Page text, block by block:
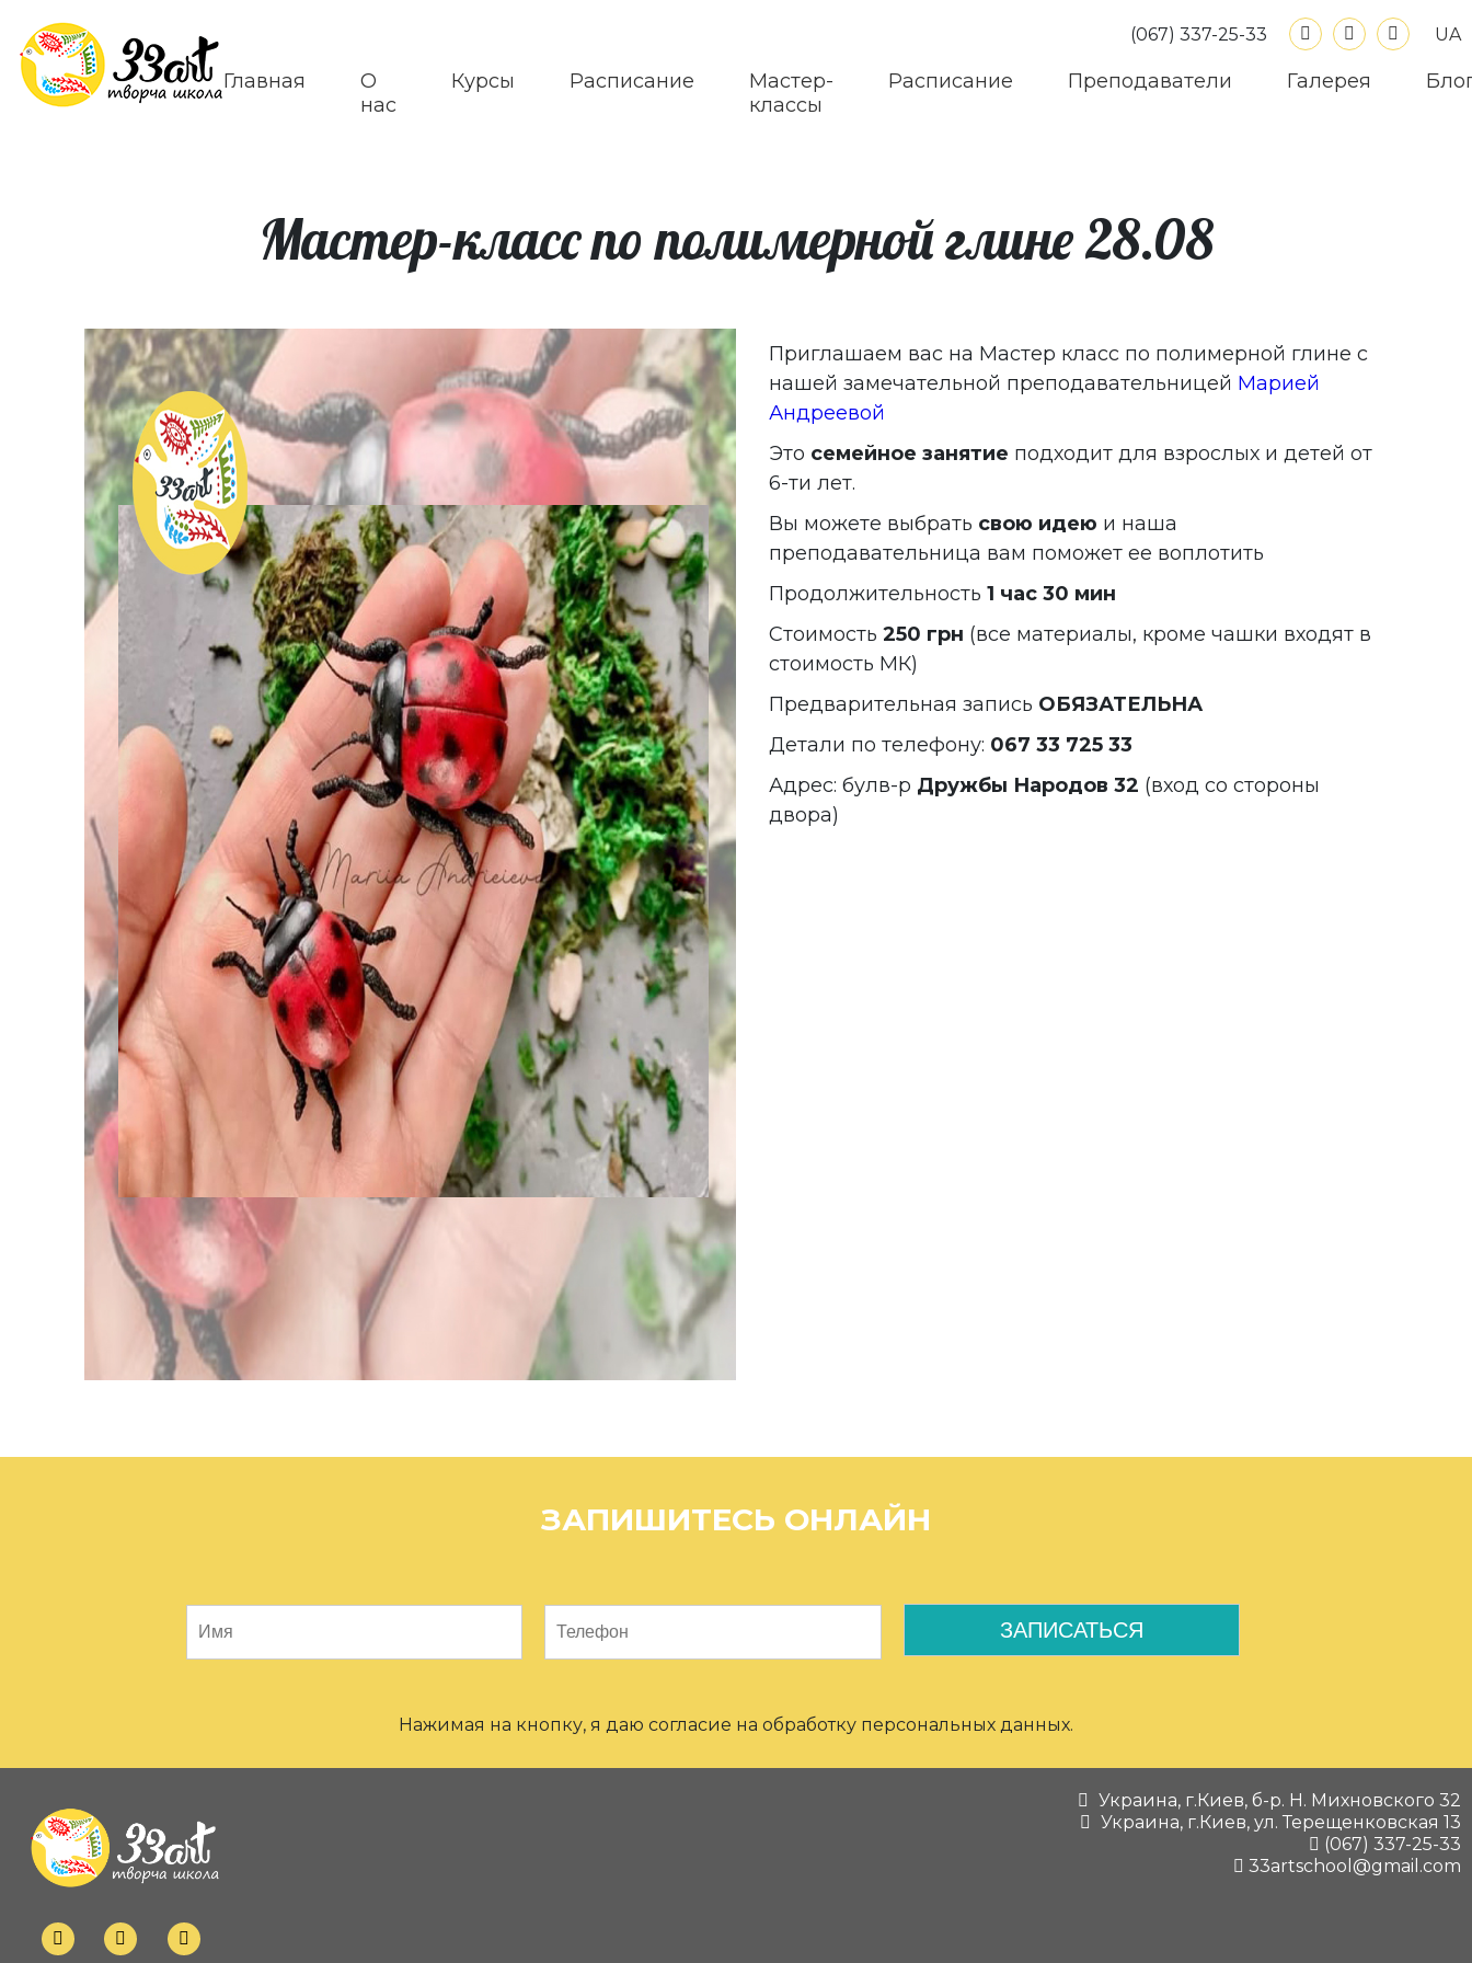
(067) 337-25-33 UA
Главная
О
нас
Курсы Расписание
Мастер-
классы
Расписание Преподаватели Галерея
Мастер-класс по полимерной глине 28.08
Приглашаем вас на Мастер класс по полимерной глине с
нашей замечательной преподавательницей Марией
Андреевой
Это семейное занятие подходит для взрослых и детей от
6-ти лет.
Вы можете выбрать свою идею и наша
преподавательница вам поможет ее воплотить
Продолжительность 1 час 30 мин
Стоимость 250 грн (все материалы, кроме чашки входят в
стоимость МК)
Предварительная запись ОБЯЗАТЕЛЬНА
Детали по телефону: 067 33 725 33
Адрес: булв-р Дружбы Народов 32 (вход со стороны
двора)
ЗАПИШИТЕСЬ ОНЛАЙН
Нажимая на кнопку, я даю согласие на обработку персональных данных.
Украина, г.Киев, б-р. Н. Михновского 32
Украина, г.Киев, ул. Терещенковская 13
(067) 337-25-33
33artschool@gmail.com